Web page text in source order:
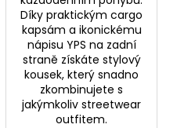
Díky praktickým cargo
kapsám a ikonickému
nápisu YPS na zadní
straně získáte stylový
kousek, který snadno
zkombinujete s
jakýmkoliv streetwear
outfitem.